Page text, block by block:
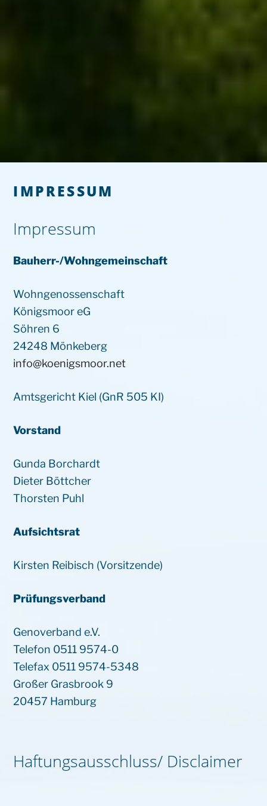
IMPRESSUM
Impressum
Bauherr-/Wohngemeinschaft
Wohngenossenschaft
Königsmoor eG
Söhren 6
24248 Mönkeberg
info@koenigsmoor.net
Amtsgericht Kiel (GnR 505 KI)
Vorstand
Gunda Borchardt
Dieter Böttcher
Thorsten Puhl
Aufsichtsrat
Kirsten Reibisch (Vorsitzende)
Prüfungsverband
Genoverband e.V.
Telefon 0511 9574-0
Telefax 0511 9574-5348
Großer Grasbrook 9
20457 Hamburg
Haftungsausschluss/ Disclaimer